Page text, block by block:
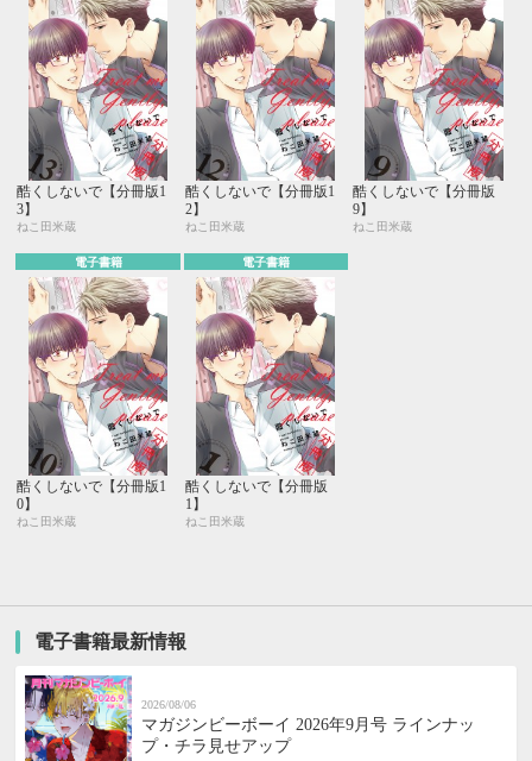
酷くしないで【分冊版1
3】
ねこ田米蔵
酷くしないで【分冊版1
2】
ねこ田米蔵
酷くしないで【分冊版
9】
ねこ田米蔵
電子書籍
酷くしないで【分冊版1
0】
ねこ田米蔵
電子書籍
酷くしないで【分冊版
1】
ねこ田米蔵
電子書籍最新情報
2026/08/06
マガジンビーボーイ 2026年9月号 ラインナッ
プ・チラ見せアップ